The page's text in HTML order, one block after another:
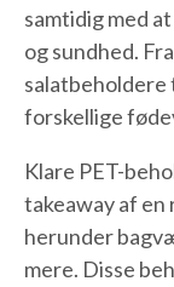
samtidig med
og sundhed.
forskellige
Klare PET-
takeaway af
herunder
mere. Disse